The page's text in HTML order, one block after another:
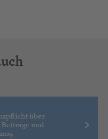
über
und